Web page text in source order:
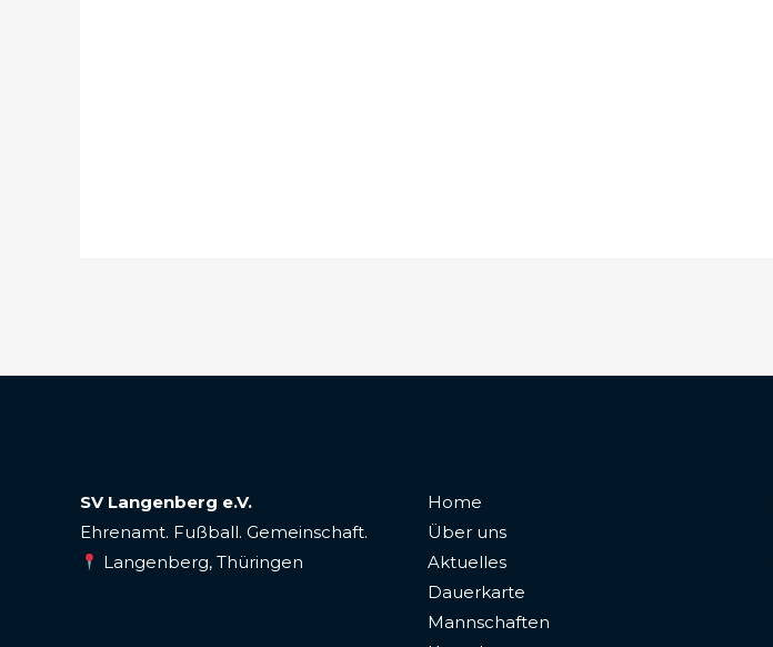
SV Langenberg e.V.
Ehrenamt. Fußball. Gemeinschaft.
Langenberg, Thüringen
Home
Über uns
Aktuelles
Dauerkarte
Mannschaften